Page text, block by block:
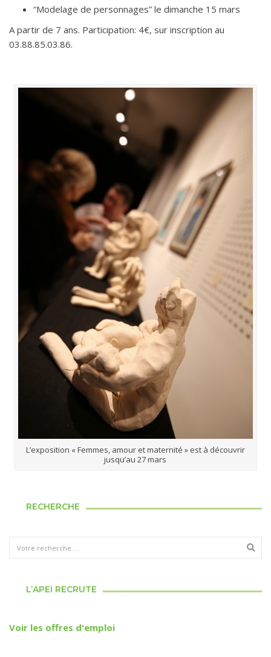
“Modelage de personnages” le dimanche 15 mars
A partir de 7 ans. Participation: 4€, sur inscription au
03.88.85.03.86.
L’exposition « Femmes, amour et maternité » est à découvrir
jusqu’au 27 mars
RECHERCHE
L’APEI RECRUTE
Voir les offres d'emploi